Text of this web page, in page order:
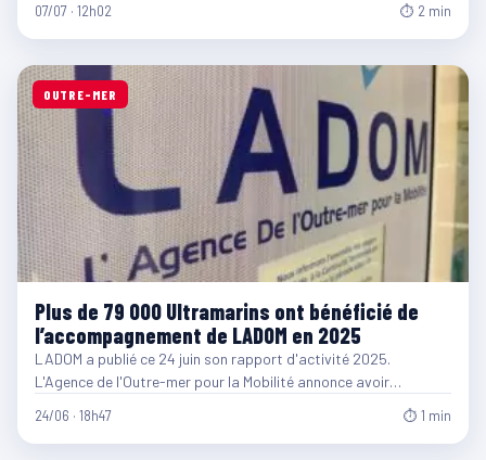
07/07 · 12h02 ⏱ 2 min
OUTRE-MER
Plus de 79 000 Ultramarins ont bénéficié de
l’accompagnement de LADOM en 2025
LADOM a publié ce 24 juin son rapport d'activité 2025.
L'Agence de l'Outre-mer pour la Mobilité annonce avoir…
24/06 · 18h47 ⏱ 1 min